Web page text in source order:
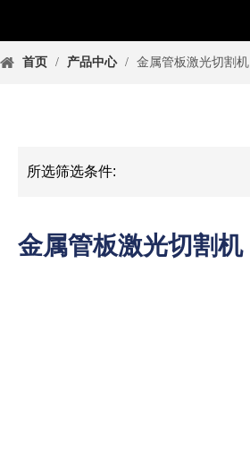
首页 / 产品中心 / 金属管板激光切割机
所选筛选条件:
金属管板激光切割机